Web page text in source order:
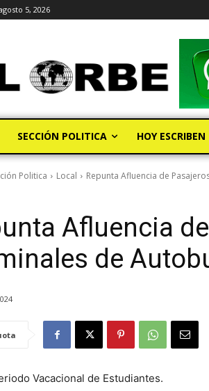
5, 2026
SECCIÓN POLITICA HOY ESCRIBEN
Politica Local Repunta Afluencia de
Afluencia
de
Vacacional de Estudiantes.